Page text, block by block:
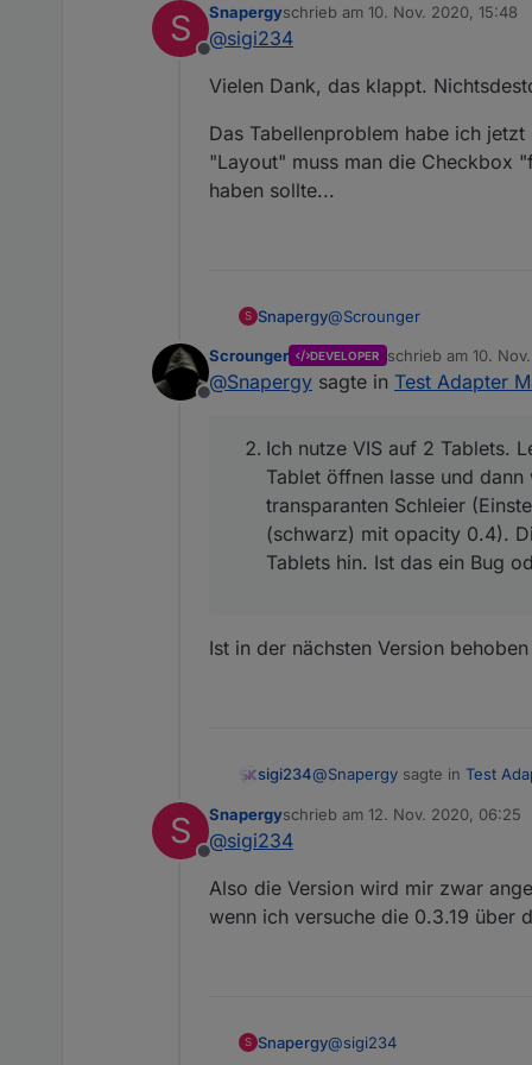
Expertenmodus,
S
Offline
Snapergyschrieb am 10. Nov. 2020, 15:48
zuletzt editiert von
@sigi234
Vielen Dank, das klappt.
Das Tabellenproblem habe ich
"Layout" muss man die Checkbox
haben sollte...
S Snapergy@Scrounger
ich habe mehrere Fragen:
Ich nutze VIS auf 2
öffnen lasse und
(Einstellungen auf
ich erst mit einem
Einstellung
hinzugefügt wird,
Offline
Scrounger DEVELOPER schrieb am 10.
zuletzt editiert von
@Snapergy sagte in Test Adapter
Ich nutze VIS auf 2 Tablets.
Tablet öffnen lasse und
transparanten Schleier
(schwarz) mit opacity 0.4).
Tablets hin. Ist das ein Bug
Ist in der nächsten Version behoben
sigi234@Snapergy sagte in Test
Expertenmodus,
S
Offline
Snapergyschrieb am 12. Nov. 2020, 06:25
zuletzt editiert von
@sigi234
Also die Version wird mir zwar
wenn ich versuche die 0.3.19 über
S Snapergy@sigi234